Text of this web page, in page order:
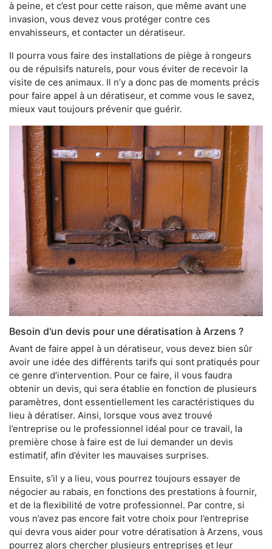
à peine, et c’est pour cette raison, que même avant une
invasion, vous devez vous protéger contre ces
envahisseurs, et contacter un dératiseur.
Il pourra vous faire des installations de piège à rongeurs
ou de répulsifs naturels, pour vous éviter de recevoir la
visite de ces animaux. Il n’y a donc pas de moments précis
pour faire appel à un dératiseur, et comme vous le savez,
mieux vaut toujours prévenir que guérir.
Besoin d'un devis pour une dératisation à Arzens ?
Avant de faire appel à un dératiseur, vous devez bien sûr
avoir une idée des différents tarifs qui sont pratiqués pour
ce genre d’intervention. Pour ce faire, il vous faudra
obtenir un devis, qui sera établie en fonction de plusieurs
paramètres, dont essentiellement les caractéristiques du
lieu à dératiser. Ainsi, lorsque vous avez trouvé
l’entreprise ou le professionnel idéal pour ce travail, la
première chose à faire est de lui demander un devis
estimatif, afin d’éviter les mauvaises surprises.
Ensuite, s’il y a lieu, vous pourrez toujours essayer de
négocier au rabais, en fonctions des prestations à fournir,
et de la flexibilité de votre professionnel. Par contre, si
vous n’avez pas encore fait votre choix pour l’entreprise
qui devra vous aider pour votre dératisation à Arzens, vous
pourrez alors chercher plusieurs entreprises et leur